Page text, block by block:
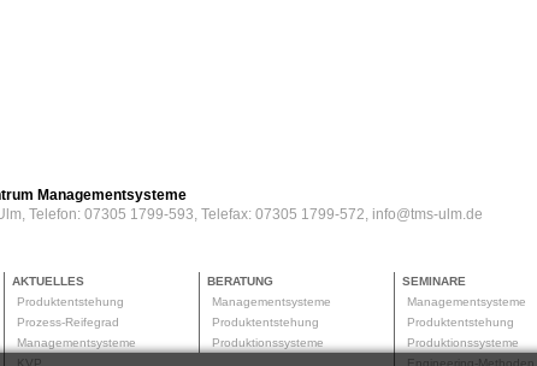
Managementsysteme
Telefon: 07305 1799-593, Telefax: 07305 1799-572, info@tms-ulm.de
AKTUELLES
Produktentstehung
Prozess-Reifegrad
Managementsysteme
KVP
BERATUNG
Managementsysteme
Produktentstehung
Produktionssysteme
SEMINARE
Managementsysteme
Produktentstehung
Produktionssysteme
Engineering-Methoden